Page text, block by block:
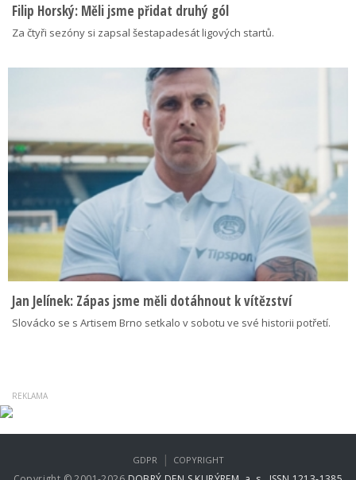
Filip Horský: Měli jsme přidat druhý gól
Za čtyři sezóny si zapsal šestapadesát ligových startů.
Jan Jelínek: Zápas jsme měli dotáhnout k vítězství
Slovácko se s Artisem Brno setkalo v sobotu ve své historii potřetí.
GDPR | COPYRIGHT